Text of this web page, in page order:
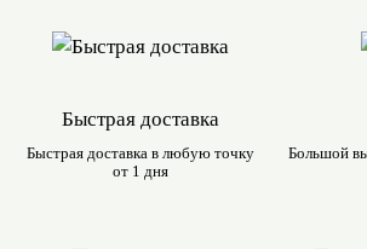
Быстрая доставка
Быстрая доставка в любую точку
от 1 дня
Большой